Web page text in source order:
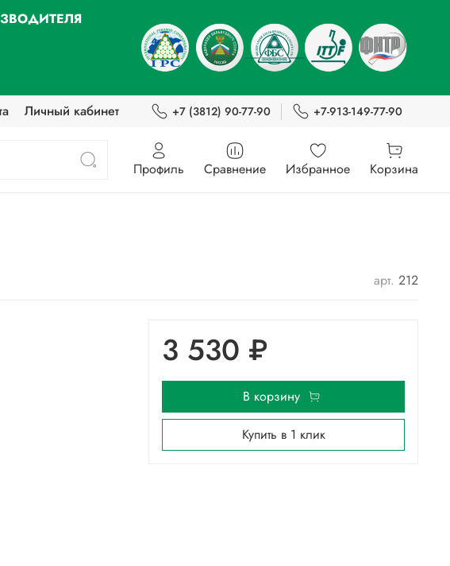
Личный кабинет +7 (3812) 90-77-90 +7-913-149-77-90
Профиль Сравнение Избранное Корзина
арт. 212
3 530 ₽
В корзину
Купить в 1 клик